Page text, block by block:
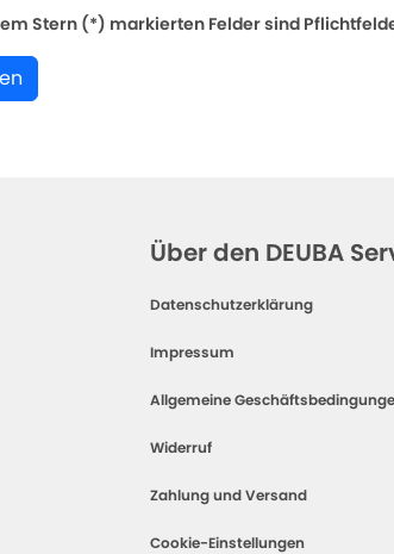
Stern (*) markierten Felder sind
Über den DEUBA
Datenschutzerklärung
Impressum
Allgemeine
Widerruf
Zahlung und Versand
Cookie-Einstellungen